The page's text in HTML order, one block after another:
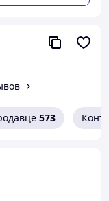
573